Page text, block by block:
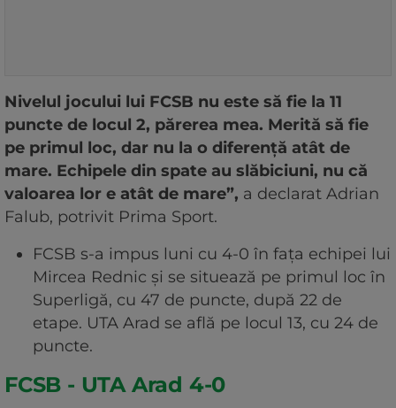
Nivelul jocului lui FCSB nu este să fie la 11
puncte de locul 2, părerea mea. Merită să fie
pe primul loc, dar nu la o diferenţă atât de
mare. Echipele din spate au slăbiciuni, nu că
valoarea lor e atât de mare”, a declarat Adrian
Falub, potrivit Prima Sport.
FCSB s-a impus luni cu 4-0 în fața echipei lui
Mircea Rednic şi se situează pe primul loc în
Superligă, cu 47 de puncte, după 22 de
etape. UTA Arad se află pe locul 13, cu 24 de
puncte.
FCSB - UTA Arad 4-0